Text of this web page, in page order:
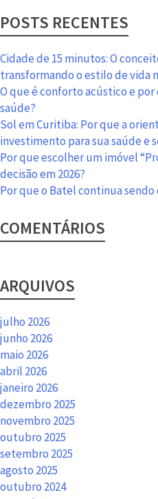
POSTS RECENTES
Cidade de 15 minutos: O
transformando o estilo de vida
O que é conforto acústico e por
saúde?
Sol em Curitiba: Por que a
investimento para sua saúde e
Por que escolher um imóvel
decisão em 2026?
Por que o Batel continua
COMENTÁRIOS
ARQUIVOS
julho 2026
junho 2026
maio 2026
abril 2026
janeiro 2026
dezembro 2025
novembro 2025
outubro 2025
setembro 2025
agosto 2025
outubro 2024